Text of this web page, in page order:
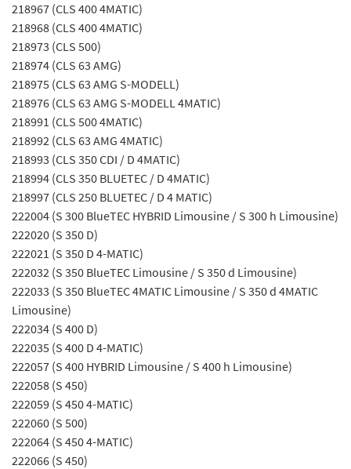
218967 (CLS 400 4MATIC)
218968 (CLS 400 4MATIC)
218973 (CLS 500)
218974 (CLS 63 AMG)
218975 (CLS 63 AMG S-MODELL)
218976 (CLS 63 AMG S-MODELL 4MATIC)
218991 (CLS 500 4MATIC)
218992 (CLS 63 AMG 4MATIC)
218993 (CLS 350 CDI / D 4MATIC)
218994 (CLS 350 BLUETEC / D 4MATIC)
218997 (CLS 250 BLUETEC / D 4 MATIC)
222004 (S 300 BlueTEC HYBRID Limousine / S 300 h Limousine)
222020 (S 350 D)
222021 (S 350 D 4-MATIC)
222032 (S 350 BlueTEC Limousine / S 350 d Limousine)
222033 (S 350 BlueTEC 4MATIC Limousine / S 350 d 4MATIC
Limousine)
222034 (S 400 D)
222035 (S 400 D 4-MATIC)
222057 (S 400 HYBRID Limousine / S 400 h Limousine)
222058 (S 450)
222059 (S 450 4-MATIC)
222060 (S 500)
222064 (S 450 4-MATIC)
222066 (S 450)